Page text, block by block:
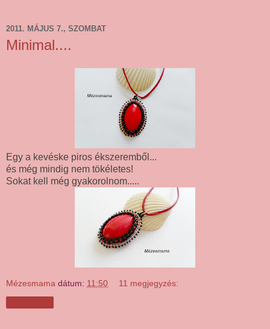
2011. MÁJUS 7., SZOMBAT
Minimal....
Egy a kevéske piros ékszeremből...
és még mindig nem tökéletes!
Sokat kell még gyakorolnom.....
Mézesmama dátum: 11:50 11 megjegyzés: